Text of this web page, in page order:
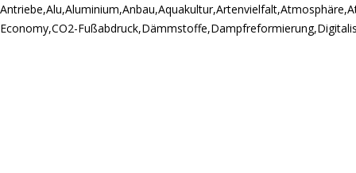
Antriebe,Alu,Aluminium,Anbau,Aquakultur,Artenvielfalt,Atmosphäre,
Economy,CO2-Fußabdruck,Dämmstoffe,Dampfreformierung,